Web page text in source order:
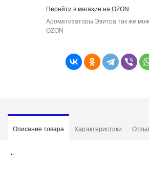
Перейти в магазин на OZON
Ароматизаторы Эвитра так же
OZON
Описание товара Характеристики
''